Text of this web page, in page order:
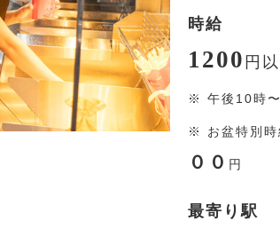
時給
1200 円
※ 午後10時
※ お盆特別
００ 円
最寄り駅